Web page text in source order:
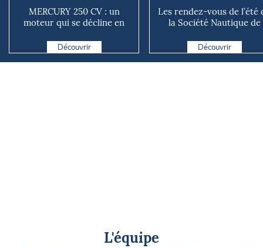
MERCURY 250 CV : un
moteur qui se décline en
Découvrir
Les rendez-vous de l’été
la Société Nautique de
Découvrir
L'équipe